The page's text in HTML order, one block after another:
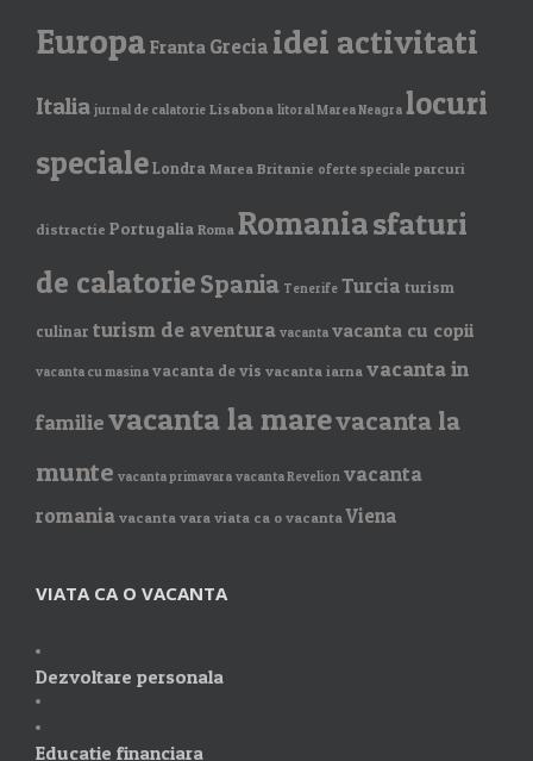
Europa Franta Grecia idei activitati
Italia jurnal de calatorie Lisabona litoral Marea Neagra locuri
specialeLondra Marea Britanie oferte speciale parcuri
distractie Portugalia Roma Romaniasfaturi
de calatorieSpania Tenerife Turcia turism
culinar turism de aventura vacanta vacanta cu copii
vacanta cu masina vacanta de vis vacanta iarna vacanta in
familievacanta la marevacanta la
munte vacanta primavara vacanta Revelion vacanta
romania vacanta vara viata ca o vacanta Viena
VIATA CA O VACANTA
Dezvoltare personala
Educatie financiara